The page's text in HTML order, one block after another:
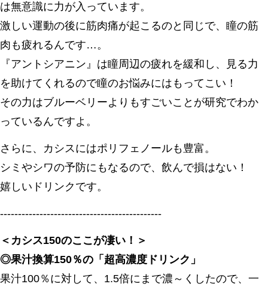
は無意識に力が入っています。
激しい運動の後に筋肉痛が起こるのと同じで、瞳の筋
肉も疲れるんです…。
『アントシアニン』は瞳周辺の疲れを緩和し、見る力
を助けてくれるので瞳のお悩みにはもってこい！
その力はブルーベリーよりもすごいことが研究でわか
っているんですよ。
さらに、カシスにはポリフェノールも豊富。
シミやシワの予防にもなるので、飲んで損はない！
嬉しいドリンクです。
---------------------------------------------
＜カシス150のここが凄い！＞
◎果汁換算150％の「超高濃度ドリンク」
果汁100％に対して、1.5倍にまで濃～くしたので、一